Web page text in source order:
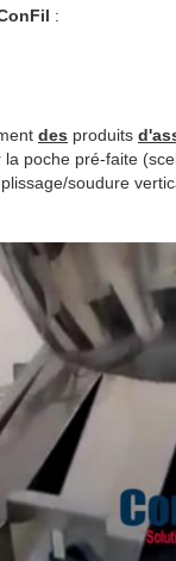
:
des produits
poche pré-faite
soudure